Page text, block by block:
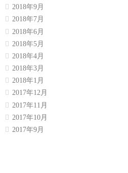
2018年9月
2018年7月
2018年6月
2018年5月
2018年4月
2018年3月
2018年1月
2017年12月
2017年11月
2017年10月
2017年9月